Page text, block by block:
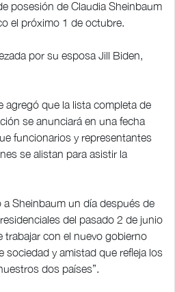
posesión de Claudia Sheinbaum
el próximo 1 de octubre.
por su esposa Jill Biden,
agregó que la lista completa de
se anunciará en una fecha
funcionarios y representantes
se alistan para asistir la
a Sheinbaum un día después de
del pasado 2 de junio
trabajar con el nuevo gobierno
sociedad y amistad que refleja los
dos países”.